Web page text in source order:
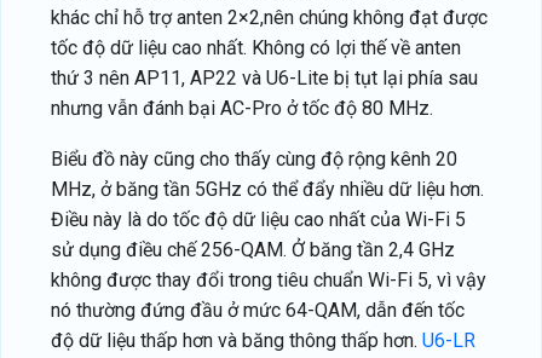
khác chỉ hỗ trợ anten 2×2,nên chúng không đạt được
tốc độ dữ liệu cao nhất. Không có lợi thế về anten
thứ 3 nên AP11, AP22 và U6-Lite bị tụt lại phía sau
nhưng vẫn đánh bại AC-Pro ở tốc độ 80 MHz.
Biểu đồ này cũng cho thấy cùng độ rộng kênh 20
MHz, ở băng tần 5GHz có thể đẩy nhiều dữ liệu hơn.
Điều này là do tốc độ dữ liệu cao nhất của Wi-Fi 5
sử dụng điều chế 256-QAM. Ở băng tần 2,4 GHz
không được thay đổi trong tiêu chuẩn Wi-Fi 5, vì vậy
nó thường đứng đầu ở mức 64-QAM, dẫn đến tốc
độ dữ liệu thấp hơn và băng thông thấp hơn. U6-LR